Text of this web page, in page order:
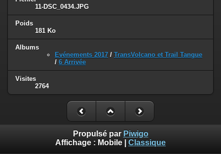
11-DSC_0434.JPG
Poids
181 Ko
Albums
Evénements 2017 / TransVolcano et Trail Tangue
/ 6 Arrivée
Visites
2764
Propulsé par Piwigo
Affichage : Mobile Classique